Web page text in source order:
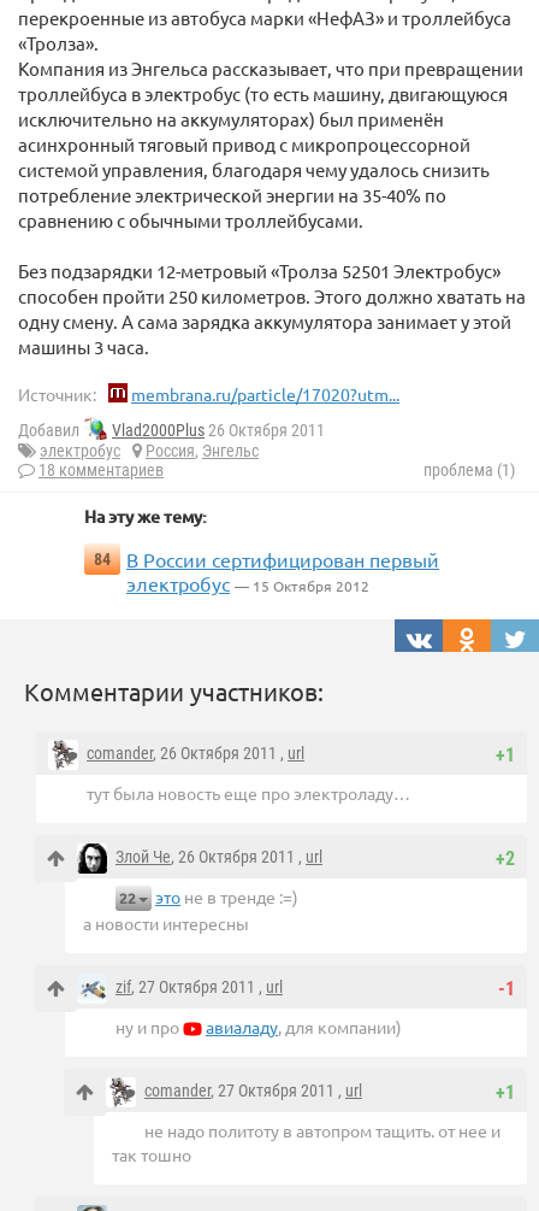
перекроенные из автобуса марки «НефАЗ» и троллейбуса
«Тролза».
Компания из Энгельса рассказывает, что при превращении
троллейбуса в электробус (то есть машину, двигающуюся
исключительно на аккумуляторах) был применён
асинхронный тяговый привод с микропроцессорной
системой управления, благодаря чему удалось снизить
потребление электрической энергии на 35-40% по
сравнению с обычными троллейбусами.
Без подзарядки 12-метровый «Тролза 52501 Электробус»
способен пройти 250 километров. Этого должно хватать на
одну смену. А сама зарядка аккумулятора занимает у этой
машины 3 часа.
Источник: membrana.ru/particle/17020?utm...
Добавил Vlad2000Plus26 Октября 2011
электробус
Россия, Энгельс
18 комментариев
проблема (1)
На эту же тему:
84
В России сертифицирован первый
электробус — 15 Октября 2012
Комментарии участников:
+1
comander, 26 Октября 2011 , url
тут была новость еще про электроладу…
+2
Злой Че, 26 Октября 2011 , url
22 это не в тренде :=)
а новости интересны
-1
zif, 27 Октября 2011 , url
ну и про авиаладу, для компании)
+1
comander, 27 Октября 2011 , url
не надо политоту в автопром тащить. от нее и
так тошно